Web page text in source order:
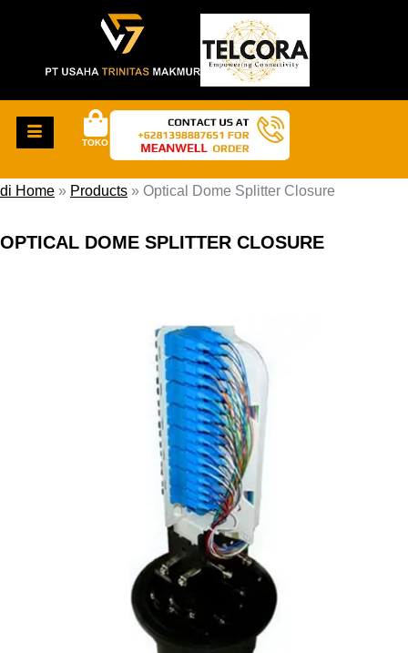
TOKO
di Home » Products » Optical Dome Splitter Closure
OPTICAL DOME SPLITTER CLOSURE